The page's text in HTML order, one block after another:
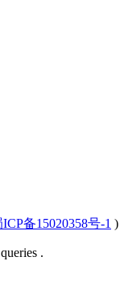
备15020358号-1 )
.